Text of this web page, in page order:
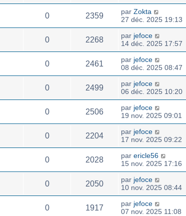
0 2359 par Zokta
27 déc. 2025 19:13
0 2268 par jefoce
14 déc. 2025 17:57
0 2461 par jefoce
08 déc. 2025 08:47
0 2499 par jefoce
06 déc. 2025 10:20
0 2506 par jefoce
19 nov. 2025 09:01
0 2204 par jefoce
17 nov. 2025 09:22
0 2028 par ericle56
15 nov. 2025 17:16
0 2050 par jefoce
10 nov. 2025 08:44
0 1917 par jefoce
07 nov. 2025 11:08